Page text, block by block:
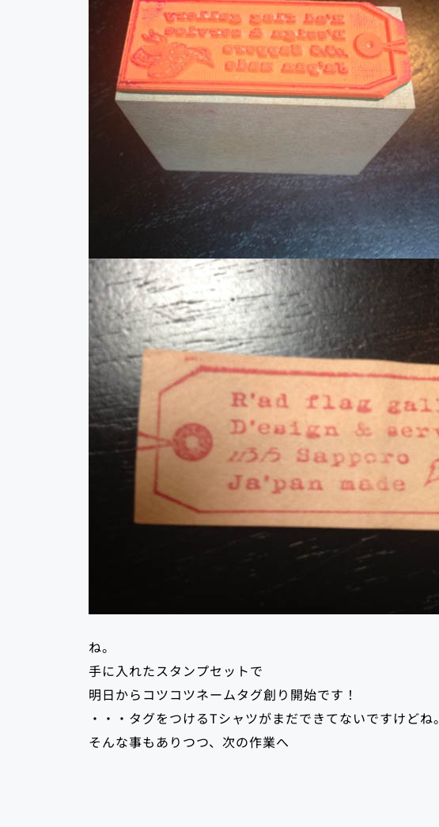
ね。
手に入れたスタンプセットで
明日からコツコツネームタグ創り開始です！
・・・タグをつけるTシャツがまだできてないですけどね。
そんな事もありつつ、次の作業へ